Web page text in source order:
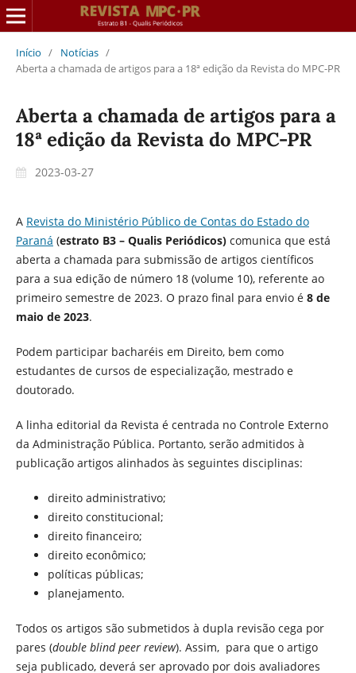
Início / Notícias /
Aberta a chamada de artigos para a 18ª edição da Revista do MPC-PR
Aberta a chamada de artigos para a
18ª edição da Revista do MPC-PR
2023-03-27
A Revista do Ministério Público de Contas do Estado do
Paraná (estrato B3 – Qualis Periódicos)comunica que está
aberta a chamada para submissão de artigos científicos
para a sua edição de número 18 (volume 10), referente ao
primeiro semestre de 2023. O prazo final para envio é 8 de
maio de 2023.
Podem participar bacharéis em Direito, bem como
estudantes de cursos de especialização, mestrado e
doutorado.
A linha editorial da Revista é centrada no Controle Externo
da Administração Pública. Portanto, serão admitidos à
publicação artigos alinhados às seguintes disciplinas:
direito administrativo;
direito constitucional;
direito financeiro;
direito econômico;
políticas públicas;
planejamento.
Todos os artigos são submetidos à dupla revisão cega por
pares (double blind peer review). Assim, para que o artigo
seja publicado, deverá ser aprovado por dois avaliadores